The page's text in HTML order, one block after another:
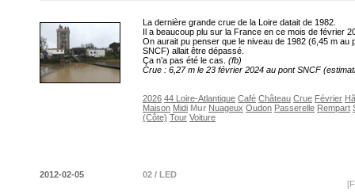
La dernière grande crue de la Loire datait de 1982.
Il a beaucoup plu sur la France en ce mois de février
On aurait pu penser que le niveau de 1982 (6,45 m au
SNCF) allait être dépassé.
Ça n’a pas été le cas. (fb)
Crue : 6,27 m le 23 février 2024 au pont SNCF
2026 44 Loire-Atlantique Café Château Crue Février
Maison Midi Mur Nuageux Oudon Passerelle Rempart
(Côte) Tour Voiture
2012-02-05
02 / LED